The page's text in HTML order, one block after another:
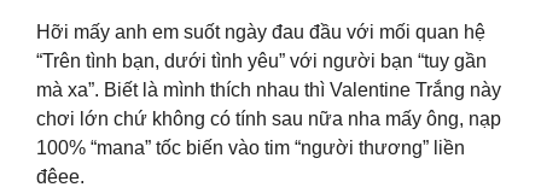
Hỡi mấy anh em suốt ngày đau đầu với mối quan hệ
“Trên tình bạn, dưới tình yêu” với người bạn “tuy gần
mà xa”. Biết là mình thích nhau thì Valentine Trắng này
chơi lớn chứ không có tính sau nữa nha mấy ông, nạp
100% “mana” tốc biến vào tim “người thương” liền
đêee.